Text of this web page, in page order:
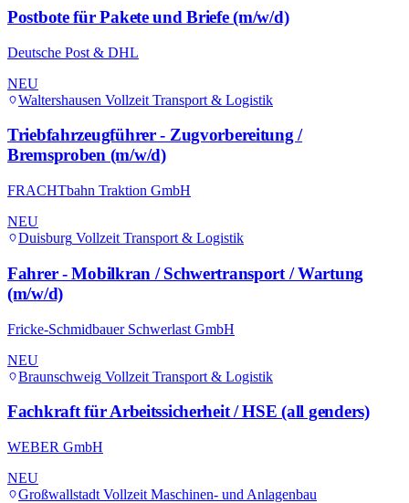
Postbote für Pakete und Briefe (m/w/d)
Deutsche Post & DHL
NEU
Waltershausen Vollzeit Transport & Logistik
Triebfahrzeugführer - Zugvorbereitung /
Bremsproben (m/w/d)
FRACHTbahn Traktion GmbH
NEU
Duisburg Vollzeit Transport & Logistik
Fahrer - Mobilkran / Schwertransport / Wartung
(m/w/d)
Fricke-Schmidbauer Schwerlast GmbH
NEU
Braunschweig Vollzeit Transport & Logistik
Fachkraft für Arbeitssicherheit / HSE (all genders)
WEBER GmbH
NEU
Großwallstadt Vollzeit Maschinen- und Anlagenbau